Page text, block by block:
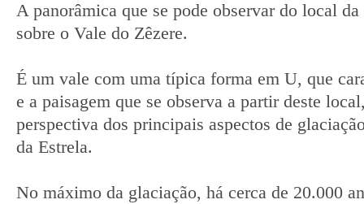
A panorâmica que se pode observar do local
sobre o Vale do Zêzere.
É um vale com uma típica forma em U, que
e a paisagem que se observa a partir deste
perspectiva dos principais aspectos de
da Estrela.
No máximo da glaciação, há cerca de 20.000